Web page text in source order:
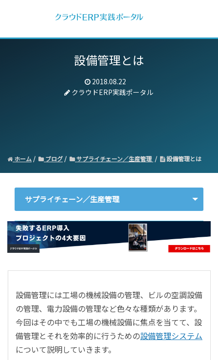
設備管理とは
2018.08.22
クラウドERP実践ポータル
ホーム ブログ サプライチェーン／生産管理 設備管理とは
サプライチェーン／生産管理
ERP
会計
CRM／営業支援／Eコマース
DX（2025年の崖）／クラウドコンピューティング
データ分析／BI
ガバナンス／リスク管理
BPR／業務改善
設備管理には工場の機械設備の管理、ビルの空調設備
の管理、電力設備の管理など色々な種類があります。
今回はその中でも工場の機械設備に焦点を当てて、設
備管理とそれを効率的に行うための設備管理システム
について説明していきます。